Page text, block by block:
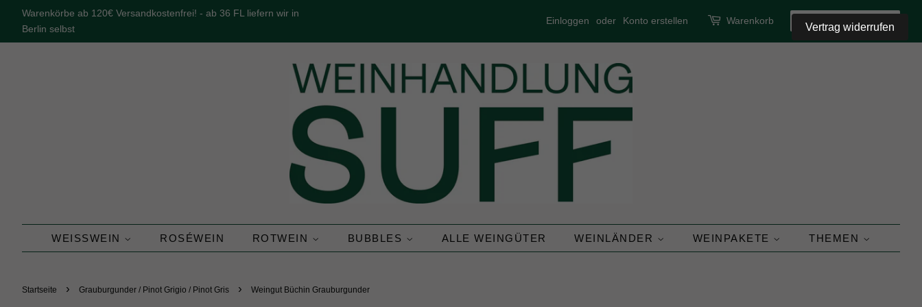
Warenkörbe ab 120€ Versandkostenfrei! - ab 36 FL liefern wir in
Berlin selbst
Einloggen oder Konto erstellen Warenkorb SUCHEN
WEISSWEIN ROSÉWEIN ROTWEIN BUBBLES ALLE WEINGÜTER WEINLÄNDER WEINPAKETE THEMEN
Startseite › Grauburgunder / Pinot Grigio / Pinot Gris › Weingut Büchin Grauburgunder
Vertrag widerrufen